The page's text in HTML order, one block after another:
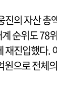
의 자산 총
순위도 78
재진입했다.
으로 전체